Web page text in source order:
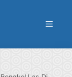
Menu